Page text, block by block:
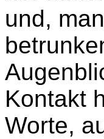
und,
Kontakt
Worte,